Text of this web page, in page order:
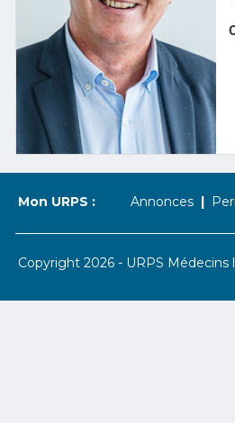
Mon URPS : Annonces
Copyright 2026 - URPS Médecins